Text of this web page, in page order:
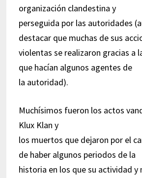
organización clandestina y
perseguida por las autoridades
destacar que muchas de sus
violentas se realizaron gracias a
que hacían algunos agentes de
la autoridad).
Muchísimos fueron los actos
Klux Klan y
los muertos que dejaron por el
de haber algunos periodos de la
historia en los que su actividad y